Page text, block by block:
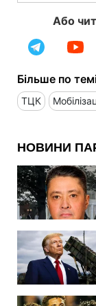
Або
Більше по
ТЦК